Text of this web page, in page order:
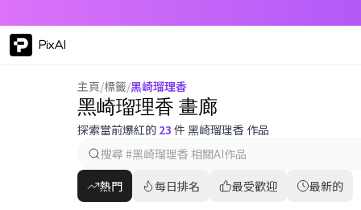
PixAI
主頁/標籤/黑崎瑠理香
黑崎瑠理香 畫廊
探索當前爆紅的 23 件 黑崎瑠理香 作品
熱門 每日排名 最受歡迎 最新的